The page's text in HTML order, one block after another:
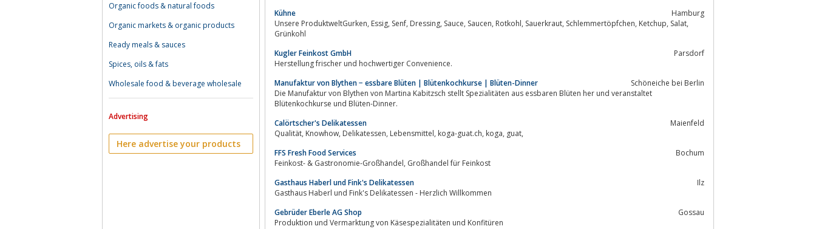
Organic foods & natural foods
Organic markets & organic products
Ready meals & sauces
Spices, oils & fats
Wholesale food & beverage wholesale
Advertising
Here advertise your products
Kühne
Hamburg
Unsere ProduktweltGurken, Essig, Senf, Dressing, Sauce, Saucen, Rotkohl, Sauerkraut, Schlemmertöpfchen, Ketchup, Salat,
Grünkohl
Kugler Feinkost GmbH
Parsdorf
Herstellung frischer und hochwertiger Convenience.
Manufaktur von Blythen − essbare Blüten | Blütenkochkurse | Blüten-Dinner
Schöneiche bei Berlin
Die Manufaktur von Blythen von Martina Kabitzsch stellt Spezialitäten aus essbaren Blüten her und veranstaltet
Blütenkochkurse und Blüten-Dinner.
Calörtscher's Delikatessen
Maienfeld
Qualität, Knowhow, Delikatessen, Lebensmittel, koga-guat.ch, koga, guat,
FFS Fresh Food Services
Bochum
Feinkost- & Gastronomie-Großhandel, Großhandel für Feinkost
Gasthaus Haberl und Fink's Delikatessen
Ilz
Gasthaus Haberl und Fink's Delikatessen - Herzlich Willkommen
Gebrüder Eberle AG Shop
Gossau
Produktion und Vermarktung von Käsespezialitäten und Konfitüren